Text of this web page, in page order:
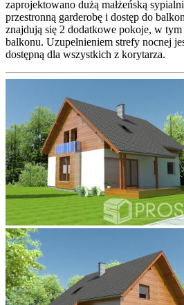
zaprojektowano dużą małżeńską
przestronną garderobę i dostęp do
znajdują się 2 dodatkowe pokoje, w tym
balkonu. Uzupełnieniem strefy nocnej
dostępną dla wszystkich z korytarza.